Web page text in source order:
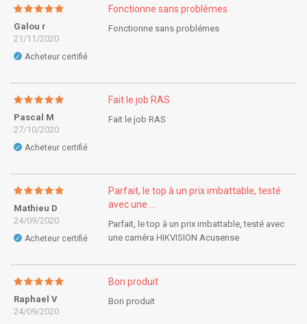
Galou r
21/11/2020
✓ Acheteur certifié
Fonctionne sans problémes
Fonctionne sans problémes
Pascal M
27/10/2020
✓ Acheteur certifié
Fait le job RAS
Fait le job RAS
Mathieu D
24/09/2020
✓ Acheteur certifié
Parfait, le top à un prix imbattable, testé
avec une ...
Parfait, le top à un prix imbattable, testé avec
une caméra HIKVISION Acusense
Raphael V
24/09/2020
Bon produit
Bon produit